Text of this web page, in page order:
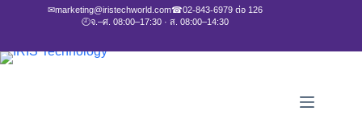
✉marketing@iristechworld.com☎02-843-6979 ต่อ 126
🕘จ.–ศ. 08:00–17:30 · ส. 08:00–14:30